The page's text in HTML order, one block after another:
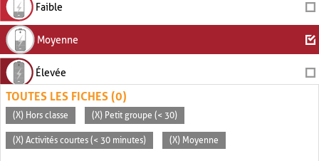
Faible
Moyenne
Élevée
TOUTES LES FICHES (0)
(X) Hors classe (X) Petit groupe (< 30)
(X) Activités courtes (< 30 minutes) (X) Moyenne